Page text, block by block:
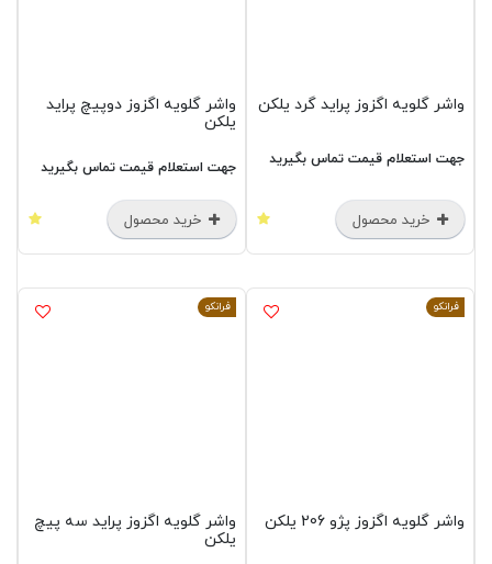
واشر گلویه اگزوز پراید گرد یلکن
جهت استعلام قیمت تماس بگیرید
خرید محصول
واشر گلویه اگزوز دوپیچ پراید
یلکن
جهت استعلام قیمت تماس بگیرید
خرید محصول
فرانکو
واشر گلویه اگزوز پژو 206 یلکن
فرانکو
واشر گلویه اگزوز پراید سه پیچ
یلکن